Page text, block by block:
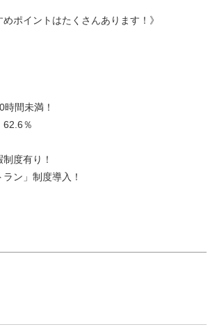
めポイントはたくさんあります！》
間未満！
％
度有り！
ン」制度導入！